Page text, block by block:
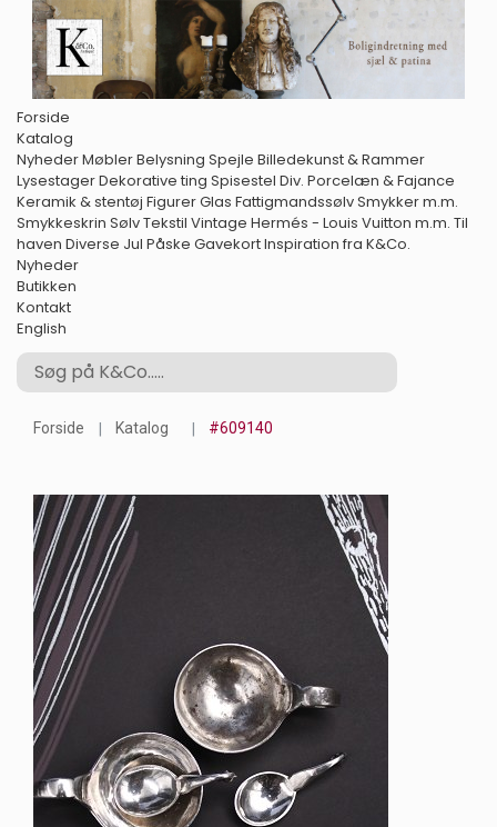
Forside
Katalog
NyhederMøblerBelysning Spejle Billedekunst & Rammer
LysestagerDekorative ting Spisestel Div. Porcelæn & Fajance
Keramik & stentøj FigurerGlas FattigmandssølvSmykker m.m.
Smykkeskrin SølvTekstil Vintage Hermés - Louis Vuitton m.m. Til
haven Diverse Jul Påske GavekortInspiration fra K&Co.
Nyheder
Butikken
Kontakt
English
Forside Katalog #609140